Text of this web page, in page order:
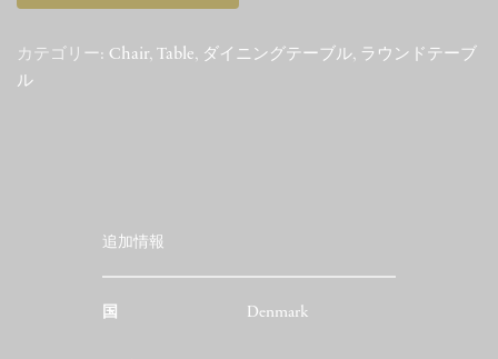
カテゴリー: Chair, Table, ダイニングテーブル, ラウンドテーブ
ル
追加情報
国 Denmark